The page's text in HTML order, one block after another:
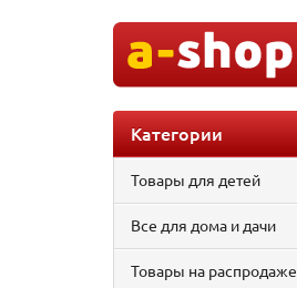
Категории
Товары для детей
Все для дома и дачи
Товары на распродаже